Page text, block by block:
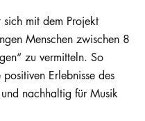
mit dem Projekt
Menschen zwischen 8
zu vermitteln. So
Erlebnisse des
nachhaltig für Musik